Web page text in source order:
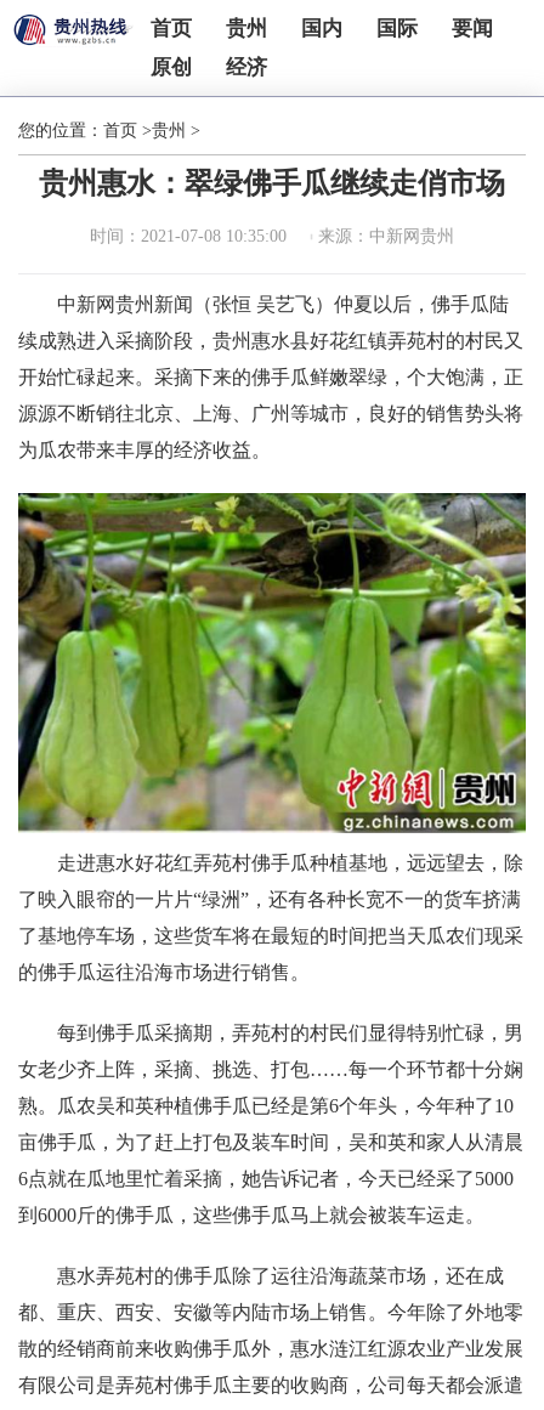
首页 贵州 国内 国际
要闻
原创
经济
您的位置： 首页 >贵州 >
贵州惠水：翠绿佛手瓜继续走俏市场
时间：2021-07-08 10:35:00 来源：中新网贵州
中新网贵州新闻（张恒 吴艺飞）仲夏以后，佛手瓜陆
续成熟进入采摘阶段，贵州惠水县好花红镇弄苑村的村民又
开始忙碌起来。采摘下来的佛手瓜鲜嫩翠绿，个大饱满，正
源源不断销往北京、上海、广州等城市，良好的销售势头将
为瓜农带来丰厚的经济收益。
走进惠水好花红弄苑村佛手瓜种植基地，远远望去，除
了映入眼帘的一片片“绿洲”，还有各种长宽不一的货车挤满
了基地停车场，这些货车将在最短的时间把当天瓜农们现采
的佛手瓜运往沿海市场进行销售。
每到佛手瓜采摘期，弄苑村的村民们显得特别忙碌，男
女老少齐上阵，采摘、挑选、打包……每一个环节都十分娴
熟。瓜农吴和英种植佛手瓜已经是第6个年头，今年种了10
亩佛手瓜，为了赶上打包及装车时间，吴和英和家人从清晨
6点就在瓜地里忙着采摘，她告诉记者，今天已经采了5000
到6000斤的佛手瓜，这些佛手瓜马上就会被装车运走。
惠水弄苑村的佛手瓜除了运往沿海蔬菜市场，还在成
都、重庆、西安、安徽等内陆市场上销售。今年除了外地零
散的经销商前来收购佛手瓜外，惠水涟江红源农业产业发展
有限公司是弄苑村佛手瓜主要的收购商，公司每天都会派遣